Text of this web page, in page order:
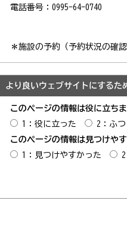
電話番号：0995-64-0740
＊施設の予約（予約状況の確
より良いウェブサイトにするた
このページの情報は役に立ち
1：役に立った
2：ふつ
このページの情報は見つけや
1：見つけやすかった